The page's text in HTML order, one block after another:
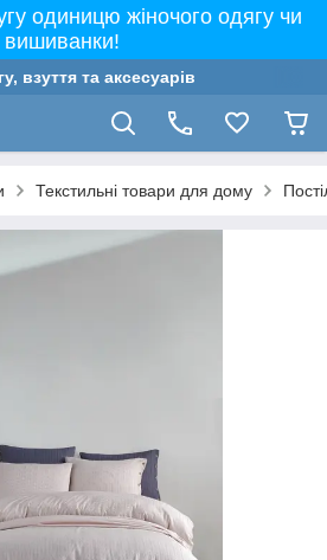
одиницю жіночого одягу чи
вишиванки!
взуття та аксесуарів
Текстильні товари для дому